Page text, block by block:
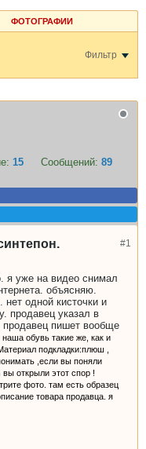
ФОТОГРАФИИ
Фильтр
15 Сообщений: 89
#1
я уже на видео снимал
объясняю.
одной кисточки и
продавец указал в
продавец пишет вообще
наша обувь такие же, как и
подкладки:плюш ,
,если вы поняли
открыли этот спор !
фото. там есть образец
товара продавца. я